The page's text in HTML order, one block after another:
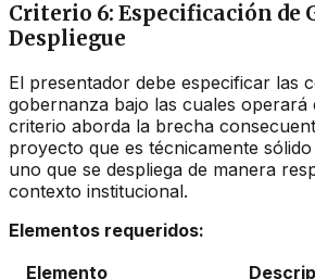
Criterio 6: Especificación de
Despliegue
El presentador debe especificar las
gobernanza bajo las cuales operará
criterio aborda la brecha
proyecto que es técnicamente
uno que se despliega de manera
contexto institucional.
Elementos requeridos:
Elemento